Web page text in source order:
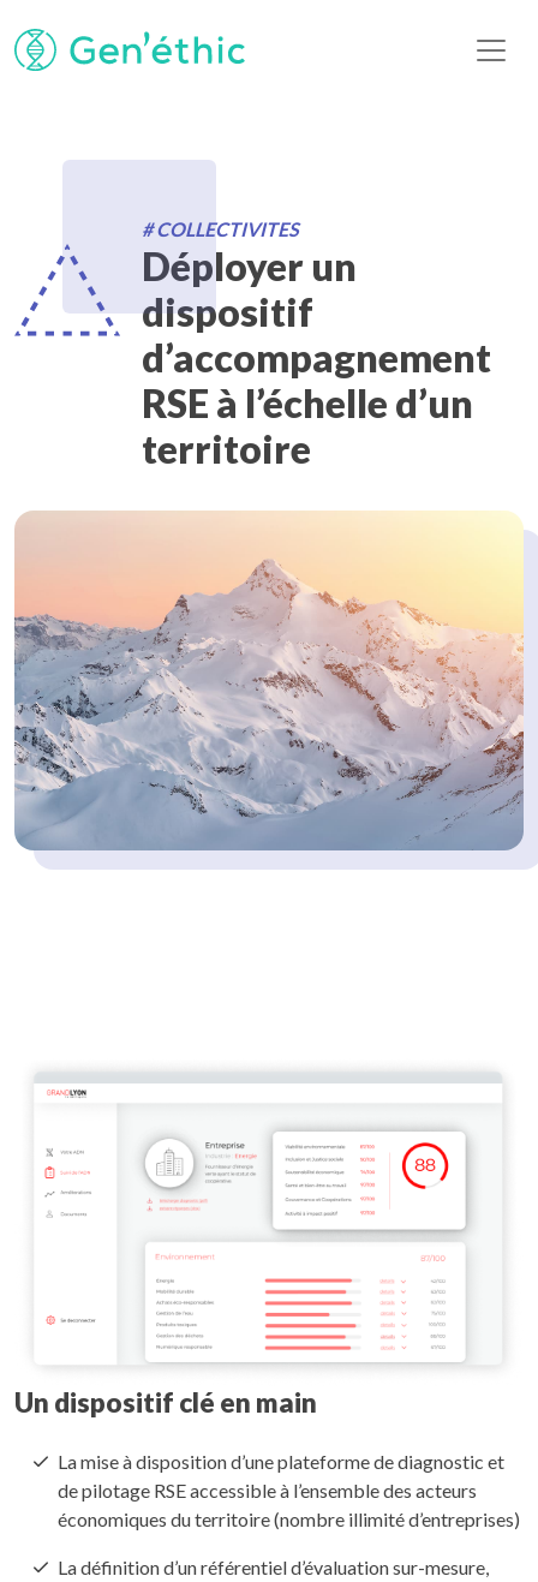
# COLLECTIVITES
Déployer un
dispositif
d’accompagnement
RSE à l’échelle d’un
territoire
Un dispositif clé en main
La mise à disposition d’une plateforme de diagnostic et
de pilotage RSE accessible à l’ensemble des acteurs
économiques du territoire (nombre illimité d’entreprises)
La définition d’un référentiel d’évaluation sur-mesure,